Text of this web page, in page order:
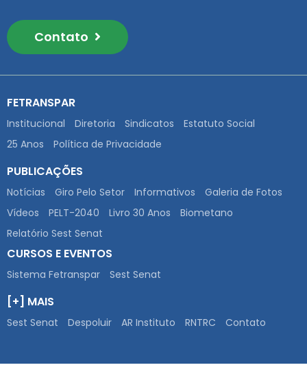
Contato
FETRANSPAR
Institucional Diretoria Sindicatos
Estatuto Social
25 Anos
Política de Privacidade
PUBLICAÇÕES
Notícias Giro Pelo Setor Informativos
Galeria de Fotos
Vídeos
PELT-2040 Livro 30 Anos
Biometano
Relatório Sest Senat
CURSOS E EVENTOS
Sistema Fetranspar Sest Senat
[+] MAIS
Sest Senat Despoluir AR Instituto RNTRC Contato